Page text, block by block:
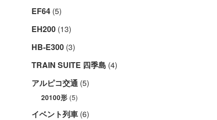
EF64 (5)
EH200 (13)
HB-E300 (3)
TRAIN SUITE 四季島 (4)
アルピコ交通 (5)
20100形 (5)
イベント列車 (6)